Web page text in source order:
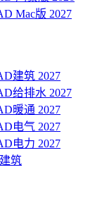
Mac版 2027
建筑 2027
给排水 2027
暖通 2027
电气 2027
电力 2027
筑